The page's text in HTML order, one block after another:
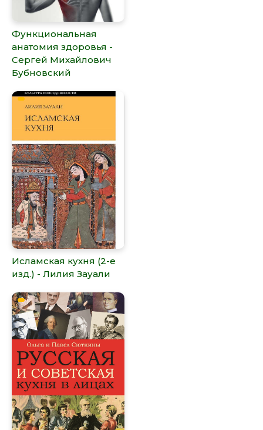
Функциональная
анатомия здоровья -
Сергей Михайлович
Бубновский
Исламская кухня (2-е
изд.) - Лилия Зауали